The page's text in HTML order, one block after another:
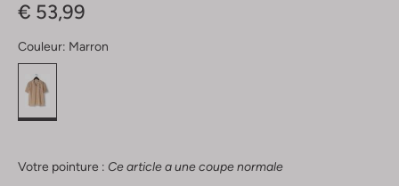
€ 53,99
Couleur: Marron
Votre pointure : Ce article a une coupe normale